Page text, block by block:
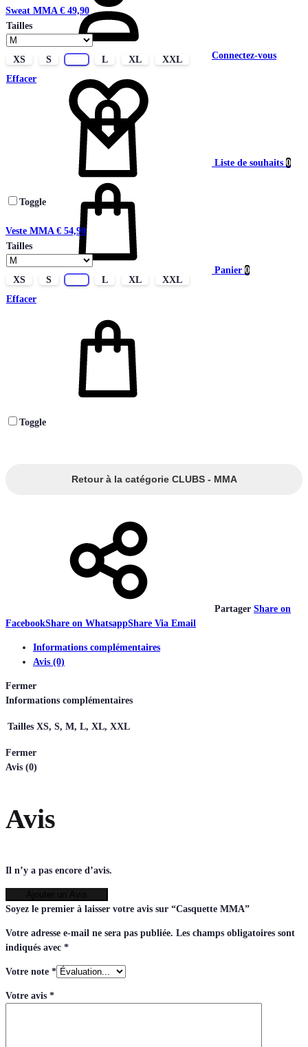
Connectez-vous
Liste de souhaits 0
Panier 0
Sweat MMA € 49,90
Tailles
XS S L XL
XXL
Effacer
Toggle
Veste MMA € 54,90
Tailles
XS S L XL
XXL
Effacer
Toggle
Retour à la catégorie CLUBS - MMA
Partager Share on
FacebookShare on WhatsappShare Via Email
Informations complémentaires
Avis (0)
Fermer
Informations complémentaires
Tailles XS, S, M, L, XL, XXL
Fermer
Avis (0)
Avis
Il n’y a pas encore d’avis.
Soyez le premier à laisser votre avis sur “Casquette MMA”
Votre adresse e-mail ne sera pas publiée. Les champs obligatoires sont
indiqués avec *
Votre note *
Votre avis *